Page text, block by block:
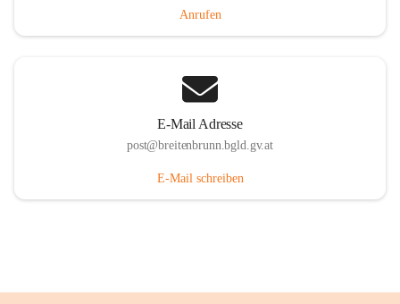
Anrufen
E-Mail Adresse
post@breitenbrunn.bgld.gv.at
E-Mail schreiben